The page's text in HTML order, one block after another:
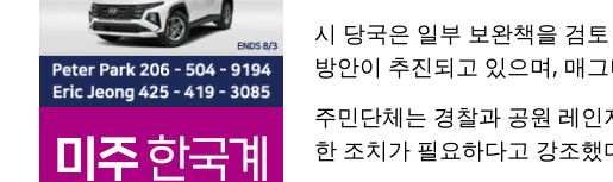
시 당국은 일부 보완책을 검
방안이 추진되고 있으며, 매
주민단체는 경찰과 공원 레
한 조치가 필요하다고 강조했